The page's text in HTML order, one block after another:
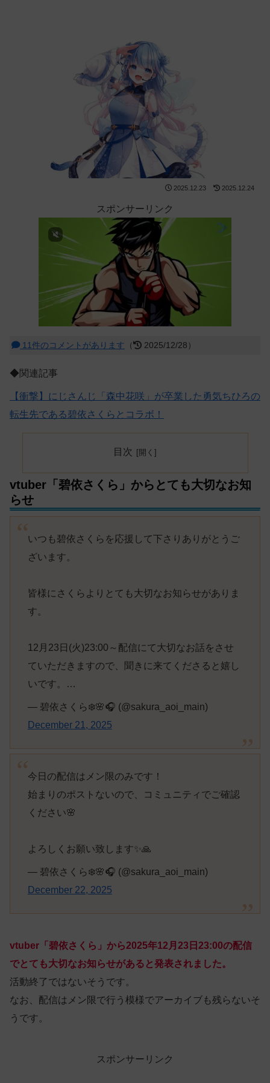
2025.12.23 2025.12.24
スポンサーリンク
11件のコメントがあります （ 2025/12/28）
◆関連記事
【衝撃】にじさんじ「森中花咲」が卒業した勇気ちひろの
転生先である碧依さくらとコラボ！
目次
vtuber「碧依さくら」からとても大切なお知
らせ
いつも碧依さくらを応援して下さりありがとうご
ざいます。
皆様にさくらよりとても大切なお知らせがありま
す。
12月23日(火)23:00～配信にて大切なお話をさせ
ていただきますので、聞きに来てくださると嬉し
いです。…
— 碧依さくら❄️🌸🎧 (@sakura_aoi_main)
December 21, 2025
今日の配信はメン限のみです！
始まりのポストないので、コミュニティでご確認
ください🌸
よろしくお願い致します✨🙏
— 碧依さくら❄️🌸🎧 (@sakura_aoi_main)
December 22, 2025
vtuber「碧依さくら」から2025年12月23日23:00の配信
でとても大切なお知らせがあると発表されました。
活動終了ではないそうです。
なお、配信はメン限で行う模様でアーカイブも残らないそ
うです。
スポンサーリンク